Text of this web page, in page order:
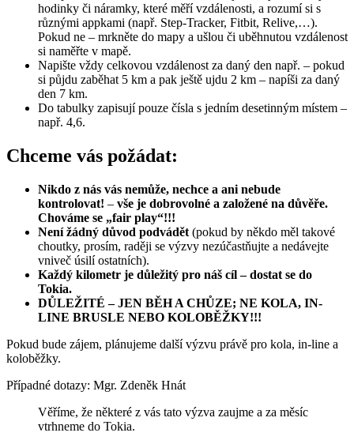
hodinky či náramky, které měří vzdálenosti, a rozumí si s
různými appkami (např. Step-Tracker, Fitbit, Relive,…).
Pokud ne – mrkněte do mapy a ušlou či uběhnutou vzdálenost
si naměřte v mapě.
Napište vždy celkovou vzdálenost za daný den např. – pokud
si půjdu zaběhat 5 km a pak ještě ujdu 2 km – napíši za daný
den 7 km.
Do tabulky zapisují pouze čísla s jedním desetinným místem –
např. 4,6.
Chceme vás požádat:
Nikdo z nás vás nemůže, nechce a ani nebude
kontrolovat! – vše je dobrovolné a založené na důvěře.
Chováme se „fair play“!!!
Není žádný důvod podvádět (pokud by někdo měl takové
choutky, prosím, raději se výzvy nezúčastňujte a nedávejte
vniveč úsilí ostatních).
Každý kilometr je důležitý pro náš cíl – dostat se do
Tokia.
DŮLEŽITÉ – JEN BĚH A CHŮZE; NE KOLA, IN-
LINE BRUSLE NEBO KOLOBĚŽKY!!!
Pokud bude zájem, plánujeme další výzvu právě pro kola, in-line a
koloběžky.
Případné dotazy: Mgr. Zdeněk Hnát
Věříme, že některé z vás tato výzva zaujme a za měsíc
vtrhneme do Tokia.